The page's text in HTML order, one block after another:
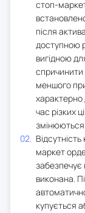
стоп-
після
доступною
вигідною
спричинити
меншого
характерно
час різких
маркет
забезпечує
виконана.
купується